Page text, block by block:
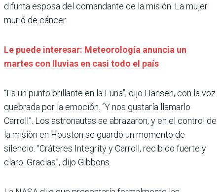
difunta esposa del comandante de la misión. La mujer
murió de cáncer.
Le puede interesar: Meteorología anuncia un
martes con lluvias en casi todo el país
“Es un punto brillante en la Luna”, dijo Hansen, con la voz
quebrada por la emoción. “Y nos gustaría llamarlo
Carroll”. Los astronautas se abrazaron, y en el control de
la misión en Houston se guardó un momento de
silencio. “Cráteres Integrity y Carroll, recibido fuerte y
claro. Gracias”, dijo Gibbons.